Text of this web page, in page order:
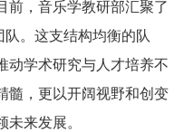
前，音乐学教研部汇聚了
队。 这支结构均衡的队
动学术研究与人才培养不
髓，更以开阔视野和创变
来发展。